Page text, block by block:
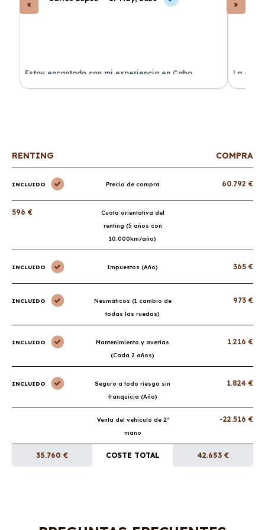
Estoy encantado con mi experiencia en Cabo
Renting. El coche llegó en perfectas condiciones y sin
La
de
RENTING COMPRA
INCLUIDO Precio de compra 60.792 €
596 €
Cuota orientativa del
renting (5 años con
10.000km/año)
INCLUIDO Impuestos (Año) 365 €
INCLUIDO
Neumáticos (1 cambio de
todas las ruedas)
973 €
INCLUIDO
Mantenimiento y averías
(Cada 2 años)
1.216 €
INCLUIDO
Seguro a todo riesgo sin
franquicia (Año)
1.824 €
Venta del vehículo de 2ª
mano
-22.516 €
35.760 € COSTE TOTAL 42.653 €